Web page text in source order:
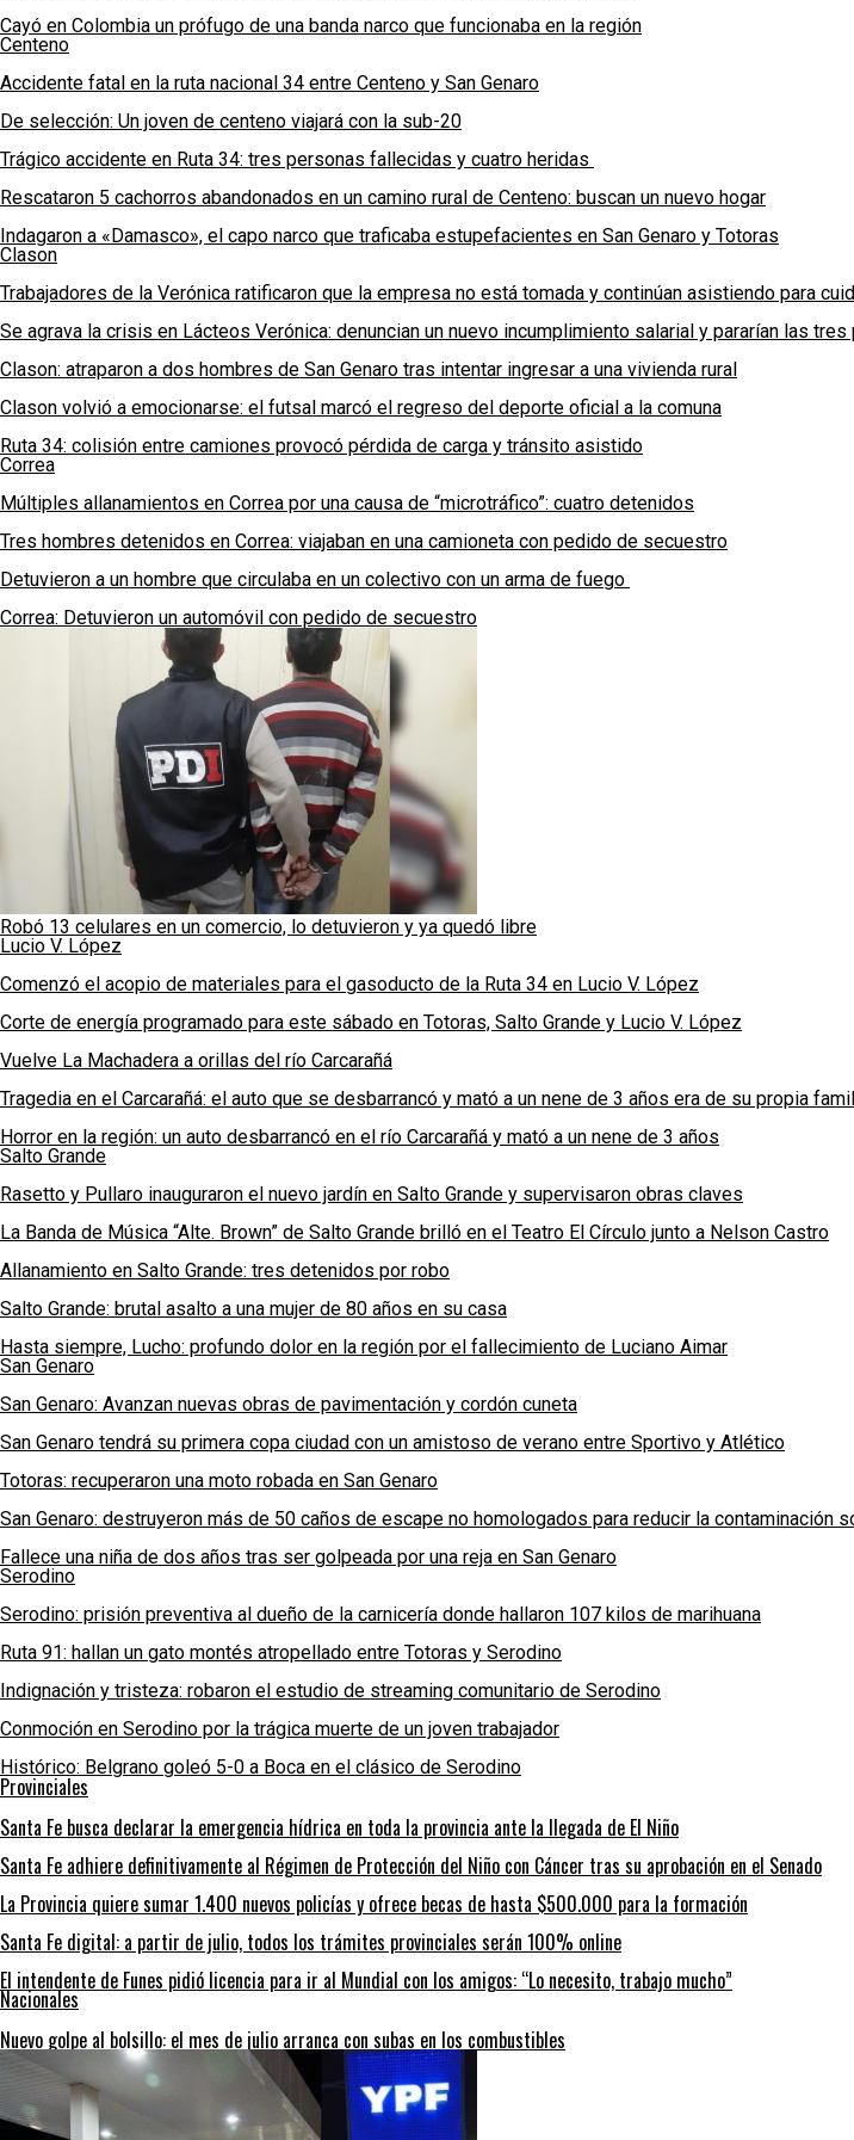
Cayó en Colombia un prófugo de una banda narco que funcionaba en la región
Centeno
Accidente fatal en la ruta nacional 34 entre Centeno y San Genaro
De selección: Un joven de centeno viajará con la sub-20
Trágico accidente en Ruta 34: tres personas fallecidas y cuatro heridas
Rescataron 5 cachorros abandonados en un camino rural de Centeno: buscan un nuevo hogar
Indagaron a «Damasco», el capo narco que traficaba estupefacientes en San Genaro y Totoras
Clason
Trabajadores de la Verónica ratificaron que la empresa no está tomada y continúan asistiendo para
Se agrava la crisis en Lácteos Verónica: denuncian un nuevo incumplimiento salarial y pararían las tres
Clason: atraparon a dos hombres de San Genaro tras intentar ingresar a una vivienda rural
Clason volvió a emocionarse: el futsal marcó el regreso del deporte oficial a la comuna
Ruta 34: colisión entre camiones provocó pérdida de carga y tránsito asistido
Correa
Múltiples allanamientos en Correa por una causa de “microtráfico”: cuatro detenidos
Tres hombres detenidos en Correa: viajaban en una camioneta con pedido de secuestro
Detuvieron a un hombre que circulaba en un colectivo con un arma de fuego
Correa: Detuvieron un automóvil con pedido de secuestro
Robó 13 celulares en un comercio, lo detuvieron y ya quedó libre
Lucio V. López
Comenzó el acopio de materiales para el gasoducto de la Ruta 34 en Lucio V. López
Corte de energía programado para este sábado en Totoras, Salto Grande y Lucio V. López
Vuelve La Machadera a orillas del río Carcarañá
Tragedia en el Carcarañá: el auto que se desbarrancó y mató a un nene de 3 años era de su propia
Horror en la región: un auto desbarrancó en el río Carcarañá y mató a un nene de 3 años
Salto Grande
Rasetto y Pullaro inauguraron el nuevo jardín en Salto Grande y supervisaron obras claves
La Banda de Música “Alte. Brown” de Salto Grande brilló en el Teatro El Círculo junto a Nelson Castro
Allanamiento en Salto Grande: tres detenidos por robo
Salto Grande: brutal asalto a una mujer de 80 años en su casa
Hasta siempre, Lucho: profundo dolor en la región por el fallecimiento de Luciano Aimar
San Genaro
San Genaro: Avanzan nuevas obras de pavimentación y cordón cuneta
San Genaro tendrá su primera copa ciudad con un amistoso de verano entre Sportivo y Atlético
Totoras: recuperaron una moto robada en San Genaro
San Genaro: destruyeron más de 50 caños de escape no homologados para reducir la contaminación
Fallece una niña de dos años tras ser golpeada por una reja en San Genaro
Serodino
Serodino: prisión preventiva al dueño de la carnicería donde hallaron 107 kilos de marihuana
Ruta 91: hallan un gato montés atropellado entre Totoras y Serodino
Indignación y tristeza: robaron el estudio de streaming comunitario de Serodino
Conmoción en Serodino por la trágica muerte de un joven trabajador
Histórico: Belgrano goleó 5-0 a Boca en el clásico de Serodino
Provinciales
Santa Fe busca declarar la emergencia hídrica en toda la provincia ante la llegada de El Niño
Santa Fe adhiere definitivamente al Régimen de Protección del Niño con Cáncer tras su aprobación en el Senado
La Provincia quiere sumar 1.400 nuevos policías y ofrece becas de hasta $500.000 para la formación
Santa Fe digital: a partir de julio, todos los trámites provinciales serán 100% online
El intendente de Funes pidió licencia para ir al Mundial con los amigos: “Lo necesito, trabajo mucho”
Nacionales
Nuevo golpe al bolsillo: el mes de julio arranca con subas en los combustibles